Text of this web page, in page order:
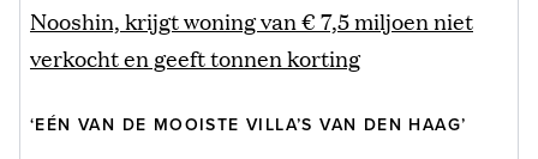
Nooshin, krijgt woning van € 7,5 miljoen niet
verkocht en geeft tonnen korting
‘EÉN VAN DE MOOISTE VILLA’S VAN DEN HAAG’